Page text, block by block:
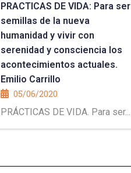
PRACTICAS DE VIDA: Para ser
semillas de la nueva
humanidad y vivir con
serenidad y consciencia los
acontecimientos actuales.
Emilio Carrillo
05/06/2020
PRÁCTICAS DE VIDA. Para ser...